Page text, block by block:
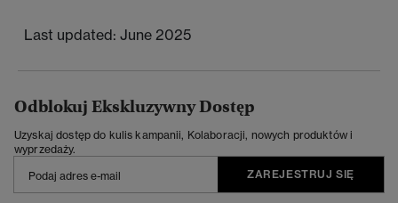
Last updated: June 2025
Odblokuj Ekskluzywny Dostęp
Uzyskaj dostęp do kulis kampanii, Kolaboracji, nowych produktów i
wyprzedaży.
ZAREJESTRUJ SIĘ